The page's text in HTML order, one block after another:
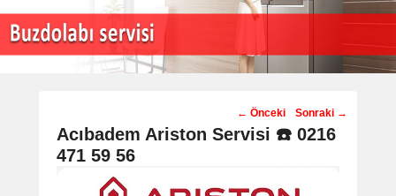
Post
navigation
← Önceki Sonraki →
Acıbadem Ariston Servisi ☎️ 0216
471 59 56